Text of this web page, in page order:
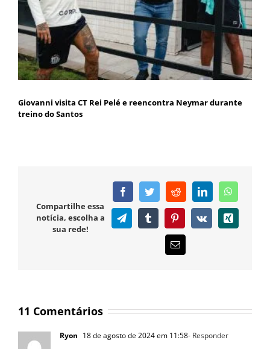
Giovanni visita CT Rei Pelé e reencontra Neymar durante
treino do Santos
Compartilhe essa
notícia, escolha a
sua rede!
FacebookTwitterRedditLinkedIn
TelegramTumblr PinterestVk Xing
E-
mail
11 Comentários
Ryon 18 de agosto de 2024 em 11:58- Responder